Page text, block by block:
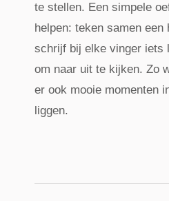
te stellen. Een simpele
helpen: teken samen een
schrijf bij elke vinger iets
om naar uit te kijken. Zo
er ook mooie momenten
liggen.